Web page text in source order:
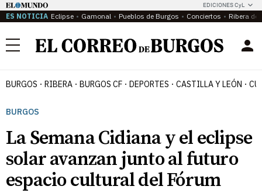
EDICIONES CyL
ES NOTICIA Eclipse Gamonal Pueblos de Burgos Conciertos Ribera del
Menú
BURGOS RIBERA BURGOS CF DEPORTES CASTILLA Y LEÓN
BURGOS
La Semana Cidiana y el eclipse
solar avanzan junto al futuro
espacio cultural del Fórum